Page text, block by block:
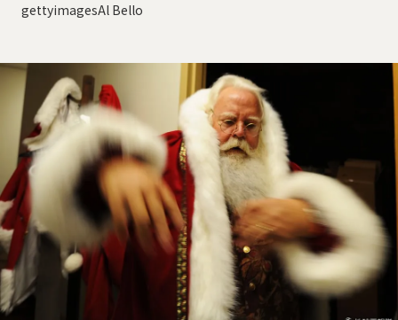
gettyimagesAl Bello